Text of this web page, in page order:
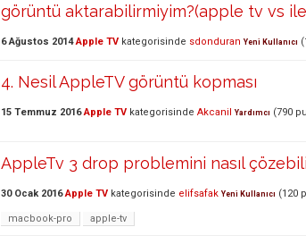
görüntü aktarabilirmiyim?(apple tv vs
6 Ağustos 2014 Apple TV kategorisinde sdonduran Yeni Kullanıcı (
4. Nesil AppleTV görüntü kopması
15 Temmuz 2016 Apple TV kategorisinde Akcanil Yardımcı (790
AppleTv 3 drop problemini nasıl
30 Ocak 2016 Apple TV kategorisinde elifsafak Yeni Kullanıcı (120
macbook-pro apple-tv